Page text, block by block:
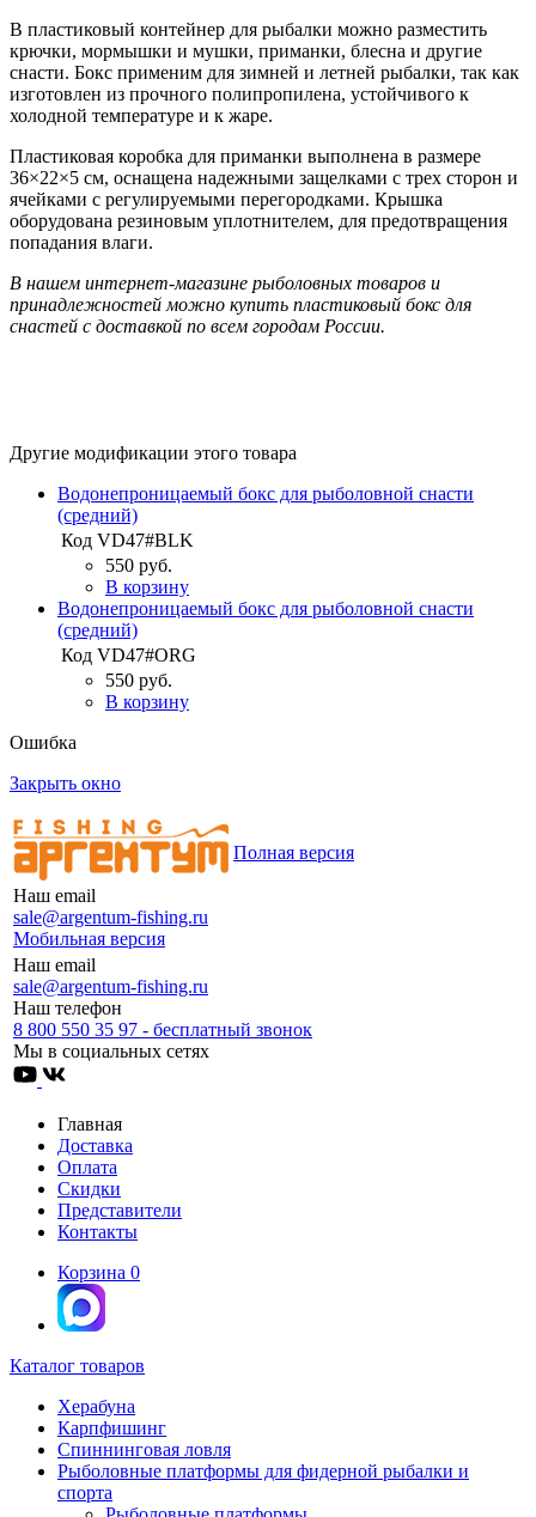
В пластиковый контейнер для рыбалки можно разместить
крючки, мормышки и мушки, приманки, блесна и другие
снасти. Бокс применим для зимней и летней рыбалки, так как
изготовлен из прочного полипропилена, устойчивого к
холодной температуре и к жаре.
Пластиковая коробка для приманки выполнена в размере
36×22×5 см, оснащена надежными защелками с трех сторон и
ячейками с регулируемыми перегородками. Крышка
оборудована резиновым уплотнителем, для предотвращения
попадания влаги.
В нашем интернет-магазине рыболовных товаров и
принадлежностей можно купить пластиковый бокс для
снастей с доставкой по всем городам России.
Другие модификации этого товара
Водонепроницаемый бокс для рыболовной снасти
(средний)
Код VD47#BLK
550 руб.
В корзину
Водонепроницаемый бокс для рыболовной снасти
(средний)
Код VD47#ORG
550 руб.
В корзину
Ошибка
Закрыть окно
Наш email
sale@argentum-fishing.ru
Мобильная версия
Полная версия
Наш email
sale@argentum-fishing.ru
Наш телефон
8 800 550 35 97 - бесплатный звонок
Мы в социальных сетях
Главная
Доставка
Оплата
Скидки
Представители
Контакты
Корзина 0
Каталог товаров
Херабуна
Карпфишинг
Спиннинговая ловля
Рыболовные платформы для фидерной рыбалки и
спорта